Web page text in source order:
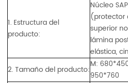
1. Estructura del
producto:
Núcleo
(protector
superior
lámina
elástica,
2. Tamaño del producto:
M:
950*760